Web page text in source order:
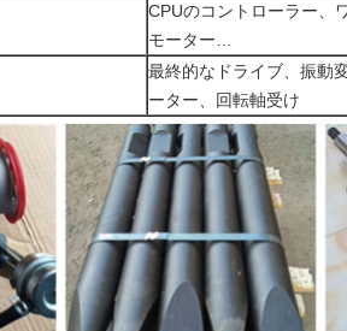
CPUのコントローラー、
モーター…
最終的なドライブ、振動
ーター、回転軸受け